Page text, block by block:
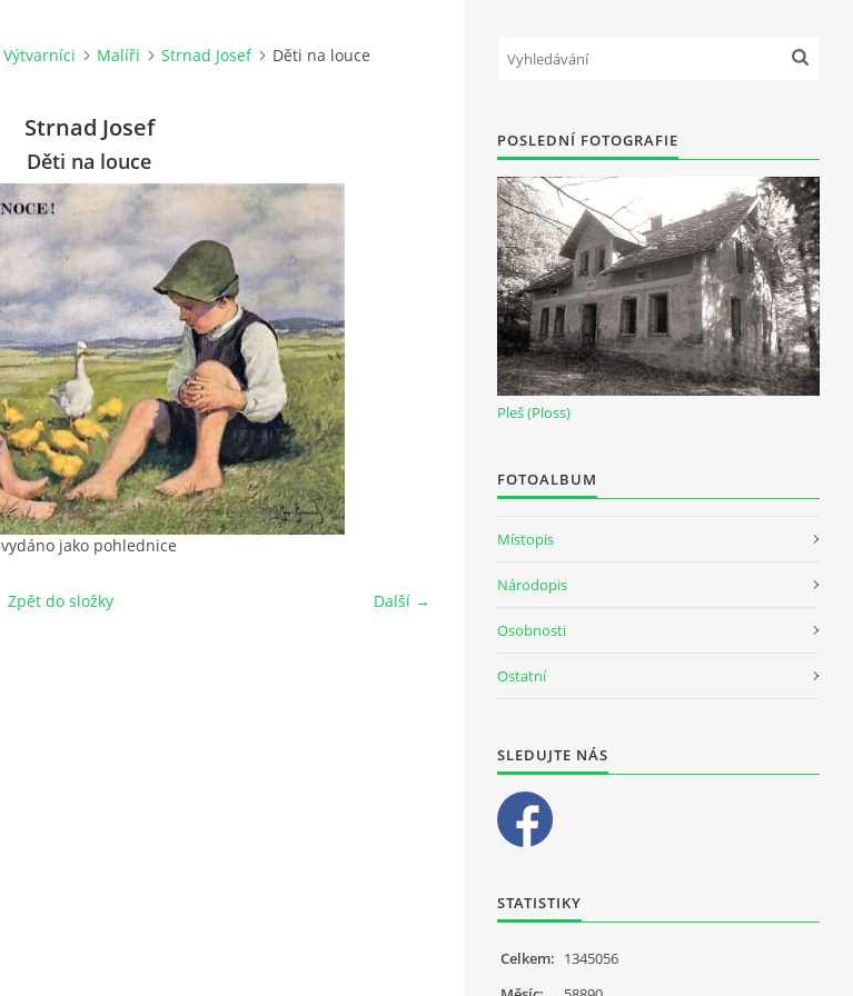
Výtvarníci Malíři Strnad Josef Děti na louce
Strnad Josef
Děti na louce
vydáno jako pohlednice
Další →
Zpět do složky
POSLEDNÍ FOTOGRAFIE
Pleš (Ploss)
FOTOALBUM
Místopis
Národopis
Osobnosti
Ostatní
SLEDUJTE NÁS
STATISTIKY
Celkem: 1345056